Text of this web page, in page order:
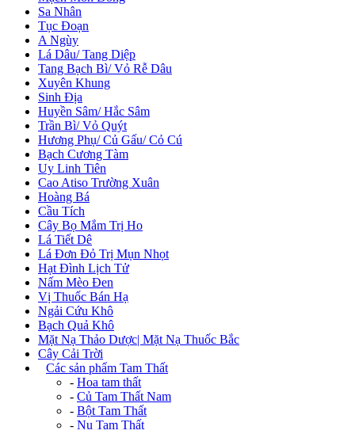
Sa Nhân
Tục Đoạn
A Ngùy
Lá Dâu/ Tang Diệp
Tang Bạch Bì/ Vỏ Rễ Dâu
Xuyên Khung
Sinh Địa
Huyền Sâm/ Hắc Sâm
Trần Bì/ Vỏ Quýt
Hương Phụ/ Củ Gấu/ Cỏ Cú
Bạch Cương Tàm
Uy Linh Tiên
Cao Atiso Trường Xuân
Hoàng Bá
Cầu Tích
Cây Bọ Mắm Trị Ho
Lá Tiết Dê
Lá Đơn Đỏ Trị Mụn Nhọt
Hạt Đình Lịch Tử
Nấm Mèo Đen
Vị Thuốc Bán Hạ
Ngải Cứu Khô
Bạch Quả Khô
Mặt Nạ Thảo Dược| Mặt Nạ Thuốc Bắc
Cây Cải Trời
Các sản phẩm Tam Thất
- Hoa tam thất
- Củ Tam Thất Nam
- Bột Tam Thất
- Nụ Tam Thất